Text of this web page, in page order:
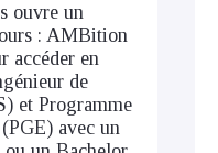
ouvre un
: AMBition
accéder en
de
et Programme
avec un